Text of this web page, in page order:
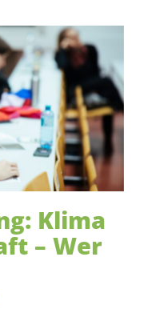
Klima
– Wer